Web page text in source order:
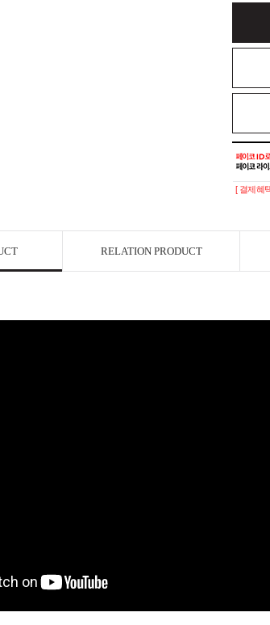
[ 결제혜
RELATION PRODUCT